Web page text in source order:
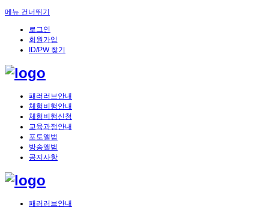
메뉴 건너뛰기
로그인
회원가입
ID/PW 찾기
패러러브안내
체험비행안내
체험비행신청
교육과정안내
포토앨범
방송앨범
공지사항
패러러브안내